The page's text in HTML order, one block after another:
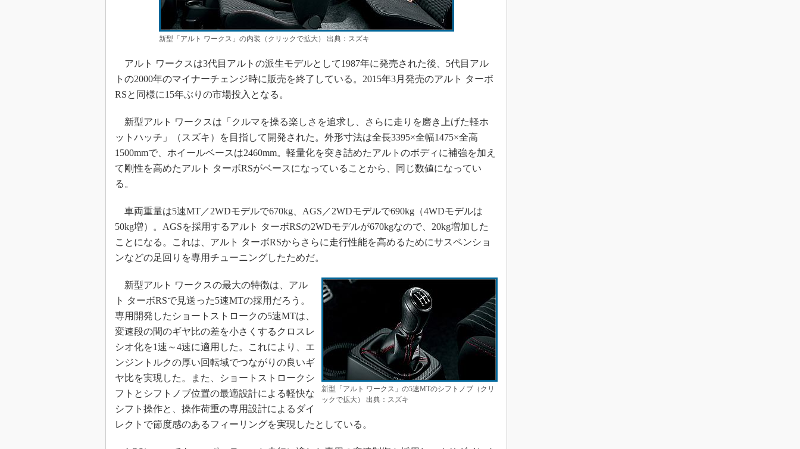
新型「アルト ワークス」の内装（クリックで拡大） 出典：スズキ
アルト ワークスは3代目アルトの派生モデルとして1987年に発売された後、5代目アル
トの2000年のマイナーチェンジ時に販売を終了している。2015年3月発売のアルト ターボ
RSと同様に15年ぶりの市場投入となる。
新型アルト ワークスは「クルマを操る楽しさを追求し、さらに走りを磨き上げた軽ホ
ットハッチ」（スズキ）を目指して開発された。外形寸法は全長3395×全幅1475×全高
1500mmで、ホイールベースは2460mm。軽量化を突き詰めたアルトのボディに補強を加え
て剛性を高めたアルト ターボRSがベースになっていることから、同じ数値になってい
る。
車両重量は5速MT／2WDモデルで670kg、AGS／2WDモデルで690kg（4WDモデルは
50kg増）。AGSを採用するアルト ターボRSの2WDモデルが670kgなので、20kg増加した
ことになる。これは、アルト ターボRSからさらに走行性能を高めるためにサスペンショ
ンなどの足回りを専用チューニングしたためだ。
新型「アルト ワークス」の5速MTのシフトノブ（クリ
ックで拡大） 出典：スズキ
新型アルト ワークスの最大の特徴は、アル
ト ターボRSで見送った5速MTの採用だろう。
専用開発したショートストロークの5速MTは、
変速段の間のギヤ比の差を小さくするクロスレ
シオ化を1速～4速に適用した。これにより、エ
ンジントルクの厚い回転域でつながりの良いギ
ヤ比を実現した。また、ショートストロークシ
フトとシフトノブ位置の最適設計による軽快な
シフト操作と、操作荷重の専用設計によるダイ
レクトで節度感のあるフィーリングを実現したとしている。